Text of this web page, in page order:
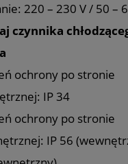
220 – 230 V / 50 –
czynnika
ochrony po stronie
IP 34
ochrony po stronie
IP 56